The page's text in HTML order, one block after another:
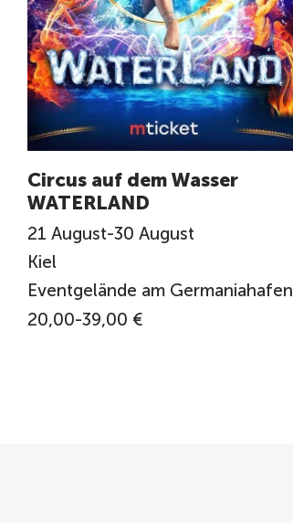
Circus auf dem Wasser
WATERLAND
21 August-30 August
Kiel
Eventgelände am Germaniahafen
20,00-39,00 €